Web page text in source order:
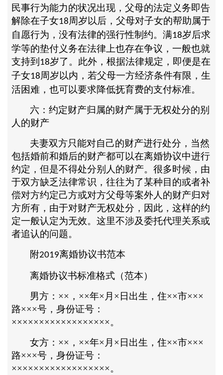
民事行为能力的状况出现，父母的法定义务即告
解除在子女18周岁以后，父母对子女的帮助属于
自愿行为，没有法律的强行性制约。满18岁后求
学等的垫付义务在法律上也存在争议，一般也就
支持到 18岁了。此外，根据法律规定，即便是在
子女18周岁以内，若父母一方经济条件有限，生
活困难，也可以要求降低抚育费的支付标准。
六：约定财产归属的财产属于无权处分的别
人的财产
夫妻双方只能对自己的财产进行处分，当然
包括婚前和婚后的财产都可以在离婚协议中进行
约定，但是不得处分别人的财产。很多时候，由
于双方缺乏法律常识，往往为了某种目的或者补
偿对方约定己方或对方父母等案外人的财产归对
方所有，由于对财产无权处分，因此，这样的约
定一般认定为无效。这里不涉及委托代理关系或
者追认的问题。
附2019离婚协议书范本
离婚协议书标准格式（范本）
男方： ××，××年×月×日出生，住××市×××
路×××号，身份证号：
××××××××××××××××××。
女方： ××，××年×月×日出生，住××市×××
路×××号，身份证号：
××××××××××××××××××。